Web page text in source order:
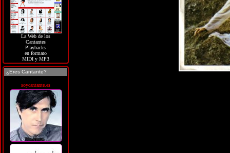
La Web de los
Cantantes
Playbacks
en formato
MIDI y MP3
¿Eres Cantante?
soycantante.es